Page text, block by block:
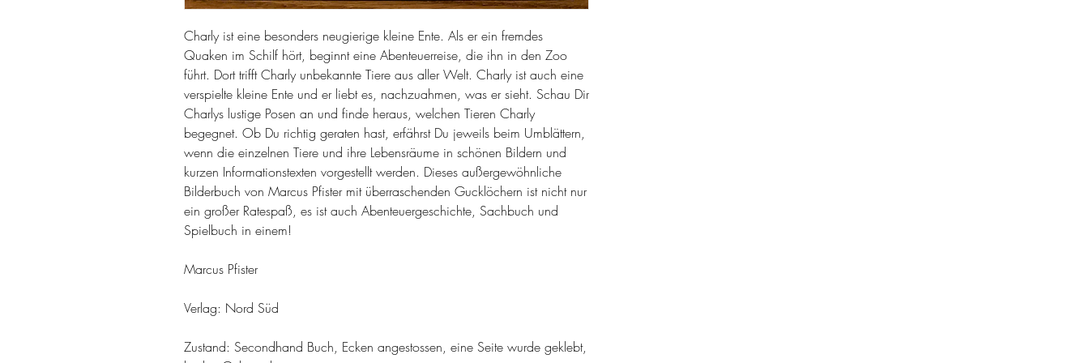
Charly ist eine besonders neugierige kleine Ente. Als er ein fremdes
Quaken im Schilf hört, beginnt eine Abenteuerreise, die ihn in den Zoo
führt. Dort trifft Charly unbekannte Tiere aus aller Welt. Charly ist auch eine
verspielte kleine Ente und er liebt es, nachzuahmen, was er sieht. Schau Dir
Charlys lustige Posen an und finde heraus, welchen Tieren Charly
begegnet. Ob Du richtig geraten hast, erfährst Du jeweils beim Umblättern,
wenn die einzelnen Tiere und ihre Lebensräume in schönen Bildern und
kurzen Informationstexten vorgestellt werden. Dieses außergewöhnliche
Bilderbuch von Marcus Pfister mit überraschenden Gucklöchern ist nicht nur
ein großer Ratespaß, es ist auch Abenteuergeschichte, Sachbuch und
Spielbuch in einem!
Marcus Pfister
Verlag: Nord Süd
Zustand: Secondhand Buch, Ecken angestossen, eine Seite wurde geklebt,